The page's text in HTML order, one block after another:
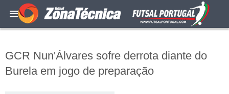
GCR Nun'Álvares sofre derrota diante do
Burela em jogo de preparação